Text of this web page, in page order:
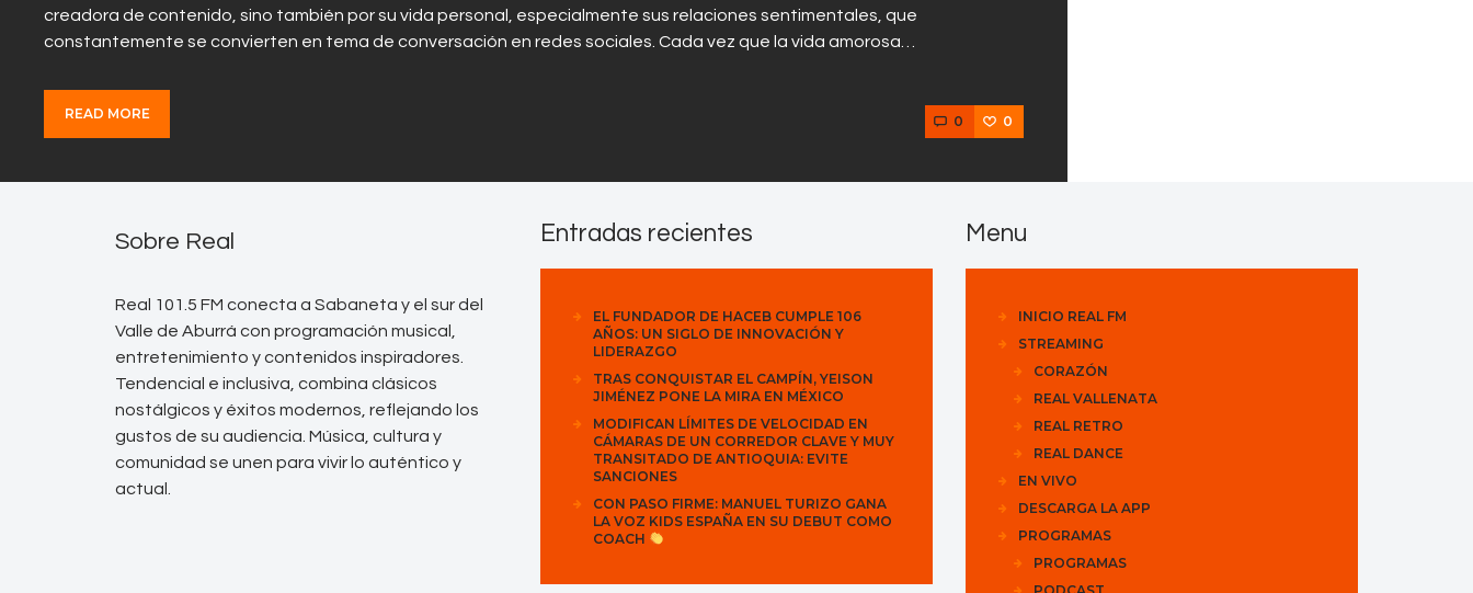
creadora de contenido, sino también por su vida personal, especialmente sus relaciones sentimentales, que
constantemente se convierten en tema de conversación en redes sociales. Cada vez que la vida amorosa…
READ MORE 0 0
Sobre Real
Real 101.5 FM conecta a Sabaneta y el sur del
Valle de Aburrá con programación musical,
entretenimiento y contenidos inspiradores.
Tendencial e inclusiva, combina clásicos
nostálgicos y éxitos modernos, reflejando los
gustos de su audiencia. Música, cultura y
comunidad se unen para vivir lo auténtico y
actual.
Entradas recientes
EL FUNDADOR DE HACEB CUMPLE 106
AÑOS: UN SIGLO DE INNOVACIÓN Y
LIDERAZGO
TRAS CONQUISTAR EL CAMPÍN, YEISON
JIMÉNEZ PONE LA MIRA EN MÉXICO
MODIFICAN LÍMITES DE VELOCIDAD EN
CÁMARAS DE UN CORREDOR CLAVE Y MUY
TRANSITADO DE ANTIOQUIA: EVITE
SANCIONES
CON PASO FIRME: MANUEL TURIZO GANA
LA VOZ KIDS ESPAÑA EN SU DEBUT COMO
COACH
Menu
INICIO REAL FM
STREAMING
CORAZÓN
REAL VALLENATA
REAL RETRO
REAL DANCE
EN VIVO
DESCARGA LA APP
PROGRAMAS
PROGRAMAS